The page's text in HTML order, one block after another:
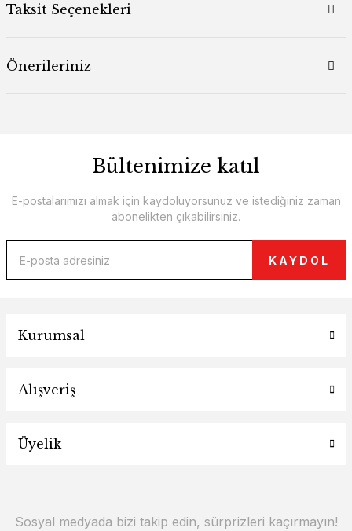
Taksit Seçenekleri
Önerileriniz
Bültenimize katıl
E-postalarımızı almak için kaydoluyorsunuz ve istediğiniz zaman
abonelikten çıkabilirsiniz.
KAYDOL
Kurumsal
Alışveriş
Üyelik
Sosyal medyada bizi takip edin, sürprizleri kaçırmayın!